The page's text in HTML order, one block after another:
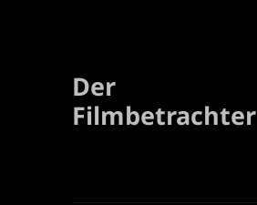
Der
Filmbetrachter